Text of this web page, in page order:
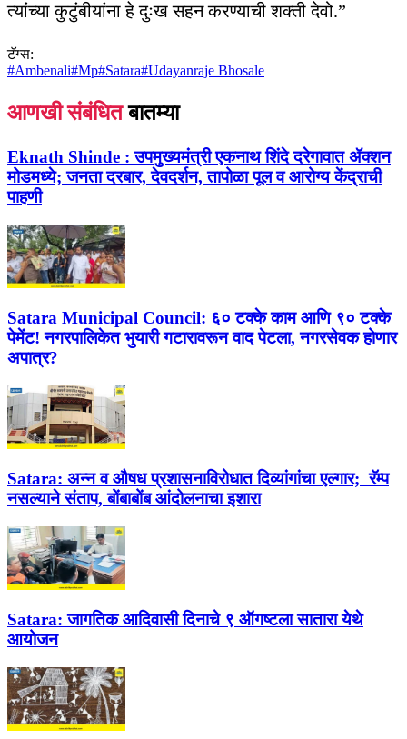
त्यांच्या कुटुंबीयांना हे दुःख सहन करण्याची शक्ती देवो.”
टॅग्स:
#Ambenali#Mp#Satara#Udayanraje Bhosale
आणखी संबंधित बातम्या
Eknath Shinde : उपमुख्यमंत्री एकनाथ शिंदे दरेगावात ॲक्शन
मोडमध्ये; जनता दरबार, देवदर्शन, तापोळा पूल व आरोग्य केंद्राची
पाहणी
Satara Municipal Council: ६० टक्के काम आणि ९० टक्के
पेमेंट! नगरपालिकेत भुयारी गटारावरून वाद पेटला, नगरसेवक होणार
अपात्र?
Satara: अन्न व औषध प्रशासनाविरोधात दिव्यांगांचा एल्गार; रॅम्प
नसल्याने संताप, बोंबाबोंब आंदोलनाचा इशारा
Satara: जागतिक आदिवासी दिनाचे ९ ऑगष्टला सातारा येथे
आयोजन